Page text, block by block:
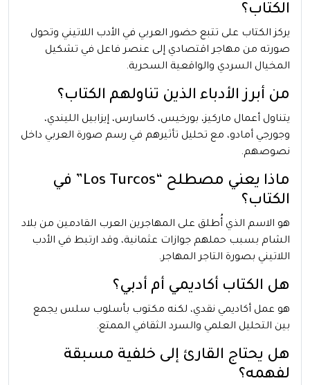
الكتاب؟
يركز الكتاب على تتبع حضور العربي في الأدب اللاتيني وتحول
صورته من مهاجر اقتصادي إلى عنصر فاعل في تشكيل
المخيال السردي والواقعية السحرية.
من أبرز الأدباء الذين تناولهم الكتاب؟
يتناول أعمال ماركيز، بورخيس، كاسارس، إيزابيل الليندي،
وجورجي أمادو، مع تحليل تأثيرهم في رسم صورة العربي داخل
نصوصهم.
ماذا يعني مصطلح “Los Turcos” في
الكتاب؟
هو الاسم الذي أُطلق على المهاجرين العرب القادمين من بلاد
الشام بسبب حملهم جوازات عثمانية، وقد ارتبط في الأدب
اللاتيني بصورة التاجر المهاجر.
هل الكتاب أكاديمي أم أدبي؟
هو عمل أكاديمي نقدي، لكنه مكتوب بأسلوب سلس يجمع
بين التحليل العلمي والسرد الثقافي الممتع.
هل يحتاج القارئ إلى خلفية مسبقة
لفهمه؟